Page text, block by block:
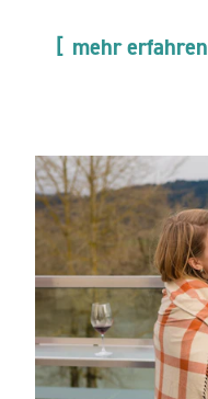
mehr erfahren